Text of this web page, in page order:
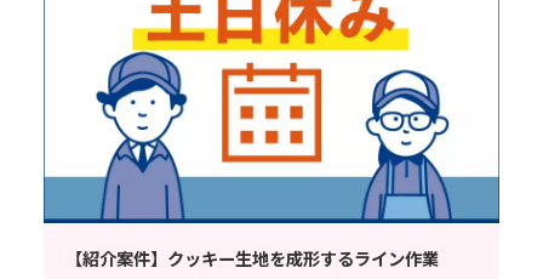
【紹介案件】クッキー生地を成形するライン作業